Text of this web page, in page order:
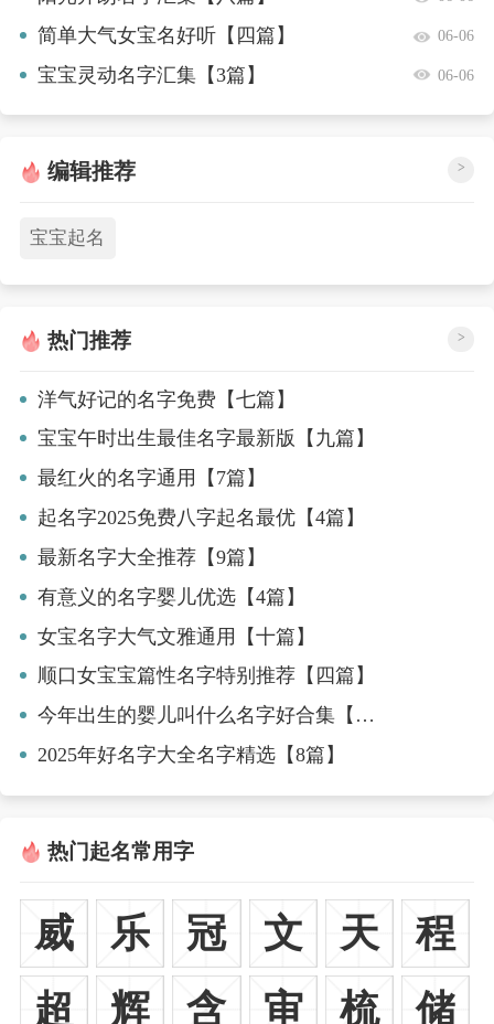
简单大气女宝名好听【四篇】 06-06
宝宝灵动名字汇集【3篇】 06-06
编辑推荐 >
宝宝起名
热门推荐 >
洋气好记的名字免费【七篇】
宝宝午时出生最佳名字最新版【九篇】
最红火的名字通用【7篇】
起名字2025免费八字起名最优【4篇】
最新名字大全推荐【9篇】
有意义的名字婴儿优选【4篇】
女宝名字大气文雅通用【十篇】
顺口女宝宝篇性名字特别推荐【四篇】
今年出生的婴儿叫什么名字好合集【4篇】
2025年好名字大全名字精选【8篇】
热门起名常用字
威 乐 冠 文 天
程
超
辉 含 审 梳 储